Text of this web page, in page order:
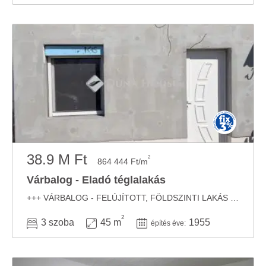
38.9 M Ft 864 444 Ft/m2
Várbalog - Eladó téglalakás
3 szoba 45 m
2
építés éve: 1955